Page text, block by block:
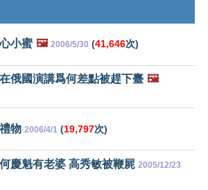
小蜜 🖼️ 2006/5/30 (41,646次)
俄國演講爲何差點被趕下臺 🖼️
物 2006/4/1 (19,797次)
慶魁有老婆 高秀敏被鞭屍 2005/12/23